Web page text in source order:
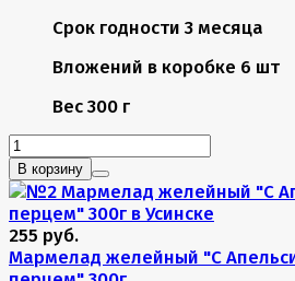
Срок годности 3 месяца
Вложений в коробке 6 шт
Вес 300 г
В корзину
255 руб.
Мармелад желейный "С